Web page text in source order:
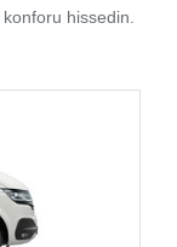
konforu hissedin.